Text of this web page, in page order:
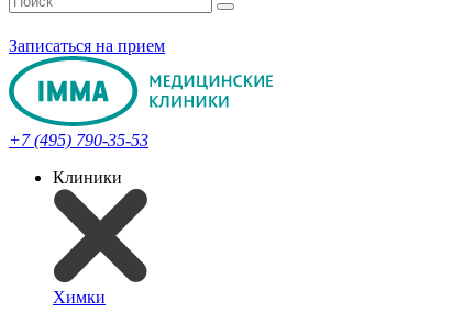
Записаться на прием
+7 (495) 790-35-53
Клиники
Химки